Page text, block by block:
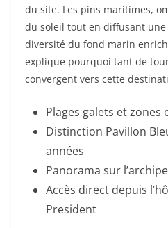
du site. Les pins maritimes,
du soleil tout en diffusant
diversité du fond marin
explique pourquoi tant de
convergent vers cette
Plages galets et zones
Distinction Pavillon
années
Panorama sur
Accès direct depuis
President